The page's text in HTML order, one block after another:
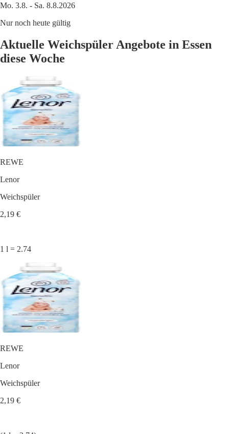
Mo. 3.8. - Sa. 8.8.2026
Nur noch heute gültig
Aktuelle Weichspüler Angebote in Essen
diese Woche
REWE
Lenor
Weichspüler
2,19 €
1 l = 2.74
REWE
Lenor
Weichspüler
2,19 €